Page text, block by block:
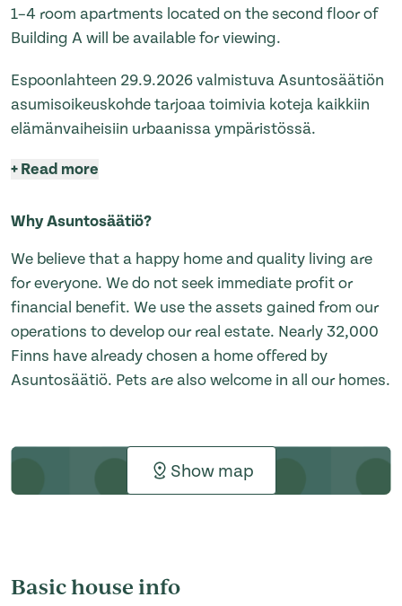
1–4 room apartments located on the second floor of
Building A will be available for viewing.
Espoonlahteen 29.9.2026 valmistuva Asuntosäätiön
asumisoikeuskohde tarjoaa toimivia koteja kaikkiin
elämänvaiheisiin urbaanissa ympäristössä.
+Read more
Why Asuntosäätiö?
We believe that a happy home and quality living are
for everyone. We do not seek immediate profit or
financial benefit. We use the assets gained from our
operations to develop our real estate. Nearly 32,000
Finns have already chosen a home offered by
Asuntosäätiö. Pets are also welcome in all our homes.
Show map
Basic house info